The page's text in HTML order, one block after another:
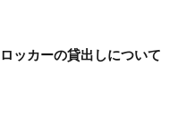
ロッカーの貸出しについて